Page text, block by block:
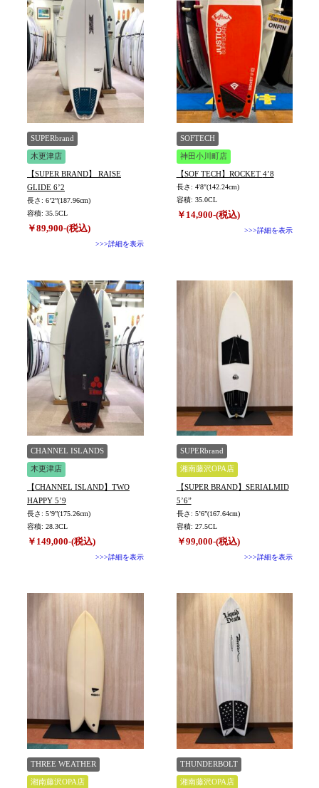
SUPERbrand
木更津店
【SUPER BRAND】 RAISE
GLIDE 6’2
長さ: 6’2”(187.96cm)
容積: 35.5CL
￥89,900-(税込)
>>>詳細を表示
SOFTECH
神田小川町店
【SOF TECH】ROCKET 4’8
長さ: 4'8"(142.24cm)
容積: 35.0CL
￥14,900-(税込)
>>>詳細を表示
CHANNEL ISLANDS
木更津店
【CHANNEL ISLAND】TWO
HAPPY 5’9
長さ: 5’9”(175.26cm)
容積: 28.3CL
￥149,000-(税込)
>>>詳細を表示
SUPERbrand
湘南藤沢OPA店
【SUPER BRAND】SERIALMID
5’6”
長さ: 5’6”(167.64cm)
容積: 27.5CL
￥99,000-(税込)
>>>詳細を表示
THREE WEATHER
湘南藤沢OPA店
THUNDERBOLT
湘南藤沢OPA店